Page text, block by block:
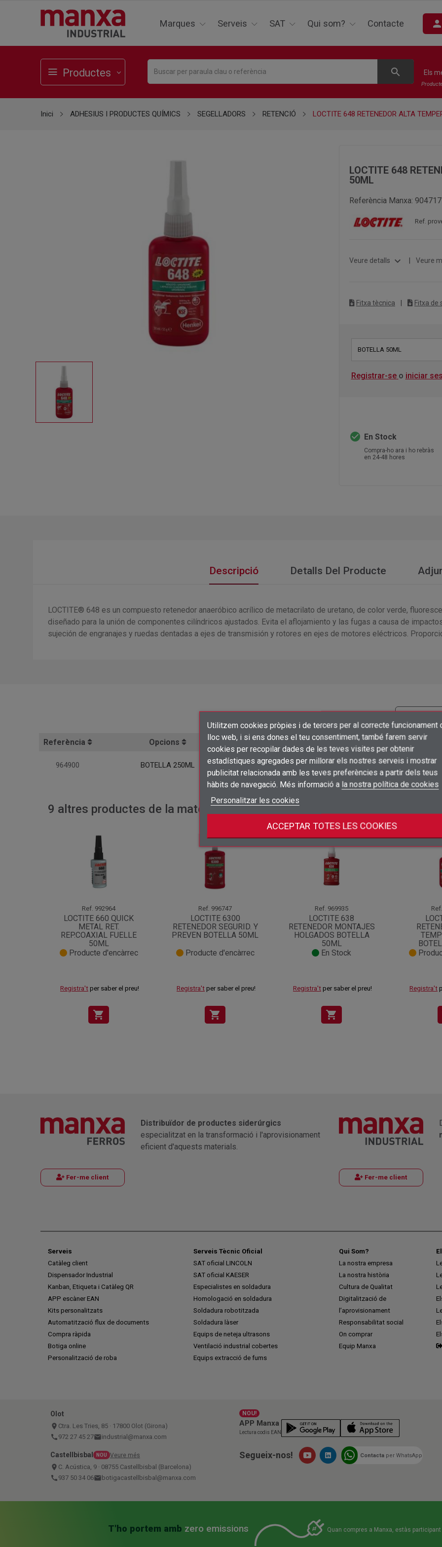
Afegir a la llista de desitjos×
add_circle_outline
Crear una llista de desitjos ×
Nom de la llista de desitjos
Crear una llista de desitjos
Connectar-se
Cal que connecteu per a desar els productes a la vostra llista de desitjos.
Marques Serveis SAT Qui som? Contacte person
Productes search Els
Utilitzem cookies pròpies i de tercers per al correcte funcionament
lloc web, i si ens dones el teu consentiment, també farem servir
cookies per recopilar dades de les teves visites per obtenir
estadístiques agregades per millorar els nostres serveis i mostrar
publicitat relacionada amb les teves preferències a partir dels teus
hàbits de navegació. Més informació a la nostra política de cookies
Personalitzar les cookies
ACCEPTAR TOTES LES COOKIES
Inici ADHESIUS I PRODUCTES QUÍMICS SEGELLADORS RETENCIÓ LOCTITE 648 RETENEDOR ALTA
LOCTITE 648
50ML
Referència Manxa: 904717
Ref.
Veure detalls expand_more Veure
Fitxa tècnica Fitxa de
BOTELLA 50ML
Registrar-se o iniciar
check_circle En Stock
Compra-ho ara i ho rebràs
en 24-48 hores
Descripció Detalls Del Producte
LOCTITE® 648 es un compuesto retenedor anaeróbico acrílico de metacrilato de uretano, de color verde,
diseñado para la unión de componentes cilíndricos ajustados. Evita el aflojamiento y las fugas a causa de
sujeción de engranajes y ruedas dentadas a ejes de transmisión y rotores en ejes de motores eléctricos.
Referència Opcions Preu Embalatge
964900 BOTELLA 250ML Inicia sessió per veure preus 10 unidad
9 altres productes de la mateixa categoria:
Ref. 992964
LOCTITE 660 QUICK
METAL RET.
REP.COAXIAL FUELLE
50ML
Producte d'encàrrec
Registra't per saber el preu!
shopping_cart
Ref. 996747
LOCTITE 6300
RETENEDOR SEGURID. Y
PREVEN BOTELLA 50ML
Producte d'encàrrec
Registra't per saber el preu!
shopping_cart
Ref. 969935
LOCTITE 638
RETENEDOR MONTAJES
HOLGADOS BOTELLA
50ML
En Stock
Registra't per saber el preu!
shopping_cart
Ref.
Registra't
Fer-me client
Distribuïdor de productes siderúrgics
especialitzat en la transformació i l'aprovisionament
eficient d'aquests materials.
Fer-me client
Serveis
Catàleg client
Dispensador Industrial
Kanban, Etiqueta i Catàleg QR
APP escàner EAN
Kits personalitzats
Automatització flux de documents
Compra ràpida
Botiga online
Personalització de roba
Serveis Tècnic Oficial
SAT oficial LINCOLN
SAT oficial KAESER
Especialistes en soldadura
Homologació en soldadura
Soldadura robotitzada
Soldadura làser
Equips de neteja ultrasons
Ventilació industrial cobertes
Equips extracció de fums
Qui Som?
La nostra empresa
La nostra història
Cultura de Qualitat
Digitalització de
l’aprovisionament
Responsabilitat social
On comprar
Equip Manxa
Olot
place Ctra. Les Tries, 85 · 17800 Olot (Girona)
call 972 27 45 27emailindustrial@manxa.com
Castellbisbal NOU Veure més
place C. Acústica, 9 · 08755 Castellbisbal (Barcelona)
call 937 50 34 06email botigacastellbisbal@manxa.com
NOU!
APP Manxa
Lectura codis EAN
Segueix-nos! Contacta per WhatsApp
T'ho portem amb zero emissions Quan compres a Manxa, estàs